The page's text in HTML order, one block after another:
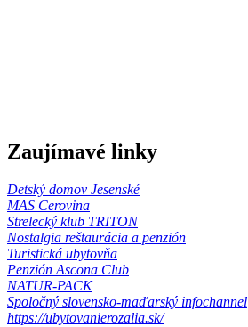
Zaujímavé linky
Detský domov Jesenské
MAS Cerovina
Strelecký klub TRITON
Nostalgia reštaurácia a penzión
Turistická ubytovňa
Penzión Ascona Club
NATUR-PACK
Spoločný slovensko-maďarský infochannel
https://ubytovanierozalia.sk/